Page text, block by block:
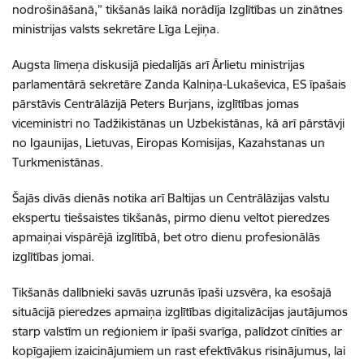
nodrošināšanā,” tikšanās laikā norādīja Izglītības un zinātnes
ministrijas valsts sekretāre Līga Lejiņa.
Augsta līmeņa diskusijā piedalījās arī Ārlietu ministrijas
parlamentārā sekretāre Zanda Kalniņa-Lukaševica, ES īpašais
pārstāvis Centrālāzijā Peters Burjans, izglītības jomas
viceministri no Tadžikistānas un Uzbekistānas, kā arī pārstāvji
no Igaunijas, Lietuvas, Eiropas Komisijas, Kazahstanas un
Turkmenistānas.
Šajās divās dienās notika arī Baltijas un Centrālāzijas valstu
ekspertu tiešsaistes tikšanās, pirmo dienu veltot pieredzes
apmaiņai vispārējā izglītībā, bet otro dienu profesionālās
izglītības jomai.
Tikšanās dalībnieki savās uzrunās īpaši uzsvēra, ka esošajā
situācijā pieredzes apmaiņa izglītības digitalizācijas jautājumos
starp valstīm un reģioniem ir īpaši svarīga, palīdzot cīnīties ar
kopīgajiem izaicinājumiem un rast efektīvākus risinājumus, lai